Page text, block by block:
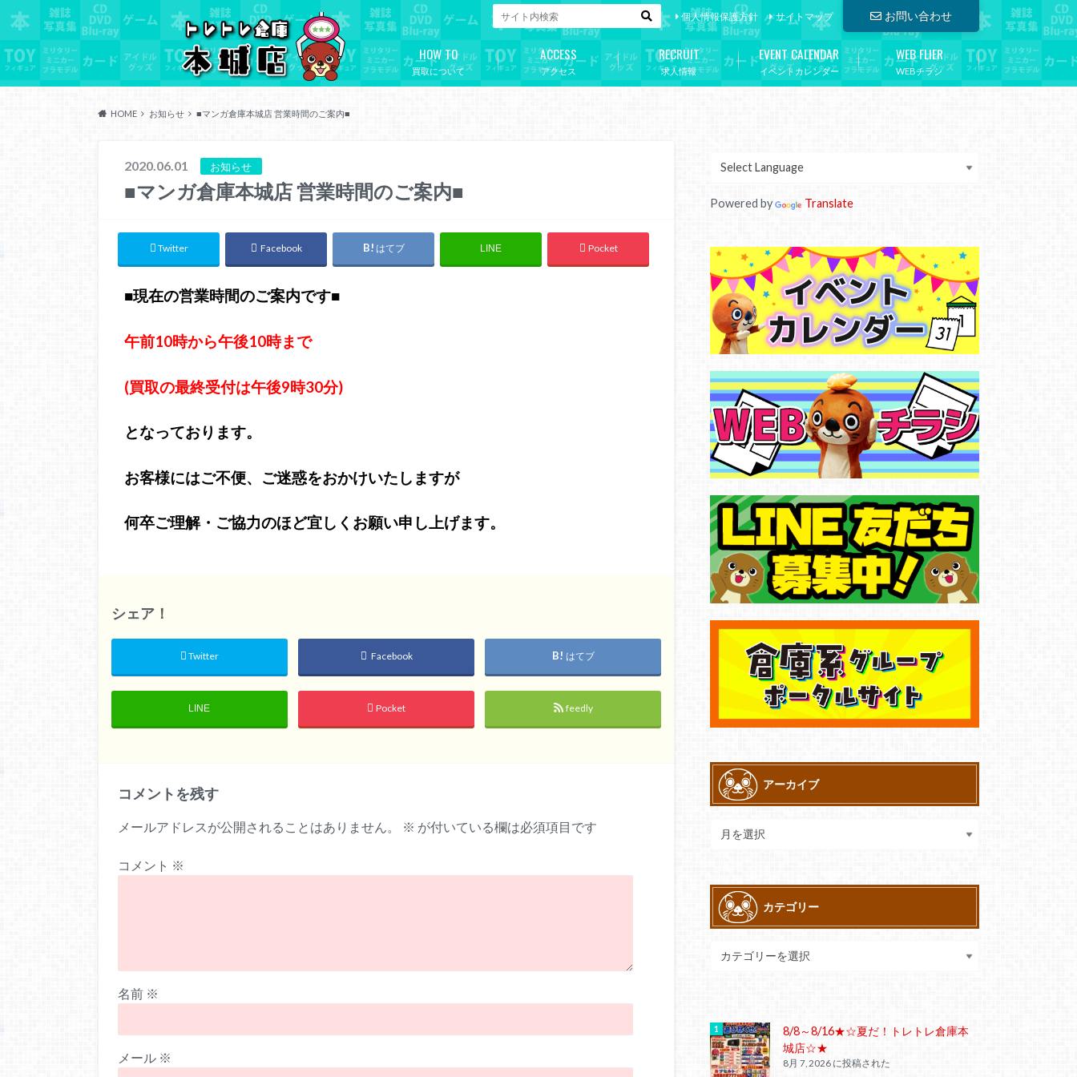
お問い合わせ
個人情報保護方針 サイトマップ
買取について
HOW TO
アクセス
ACCESS
求人情報
RECRUIT
イベントカレンダー
EVENT CALENDAR
WEBチラシ
WEB FLIER
HOME お知らせ ■マンガ倉庫本城店 営業時間のご案内■
2020.06.01 お知らせ
■マンガ倉庫本城店 営業時間のご案内■
Twitter Facebook はてブ LINE Pocket
■現在の営業時間のご案内です■
午前10時から午後10時まで
(買取の最終受付は午後9時30分)
となっております。
お客様にはご不便、ご迷惑をおかけいたしますが
何卒ご理解・ご協力のほど宜しくお願い申し上げます。
シェア！
Twitter Facebook はてブ
LINE Pocket feedly
コメントを残す
メールアドレスが公開されることはありません。 ※ が付いている欄は必須項目です
コメント ※
名前 ※
メール ※
Powered by Translate
アーカイブ
カテゴリー
8/8～8/16★☆夏だ！トレトレ倉庫本
城店☆★
8月 7, 2026 に投稿された